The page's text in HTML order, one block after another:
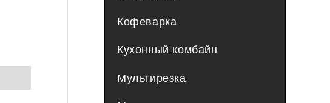
Кофеварка
Кухонный комбайн
Мультирезка